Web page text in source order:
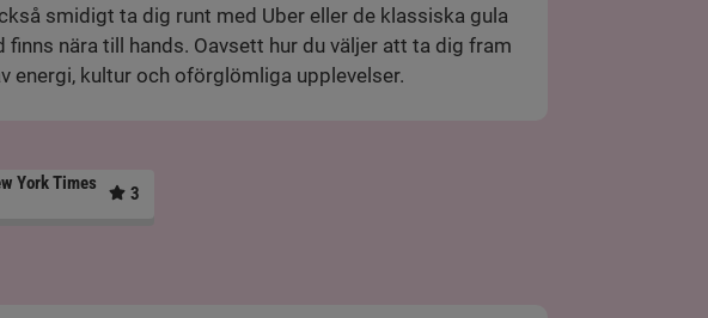
smidigt ta dig runt med Uber eller de klassiska gula
finns nära till hands. Oavsett hur du väljer att ta dig fram
energi, kultur och oförglömliga upplevelser.
York Times
3